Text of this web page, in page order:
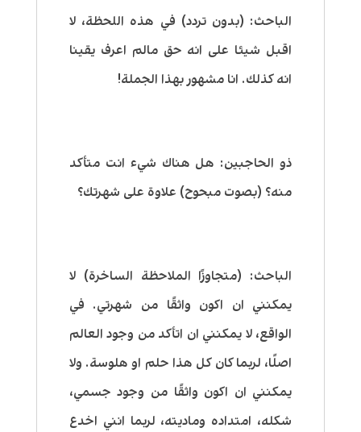
الباحث: (بدون تردد) في هذه اللحظة، لا
اقبل شيئا على انه حق مالم اعرف يقينا
انه كذلك. انا مشهور بهذا الجملة!
ذو الحاجبين: هل هناك شيء انت متأكد
منه؟ (بصوت مبحوح) علاوة على شهرتك؟
الباحث: (متجاوزًا الملاحظة الساخرة) لا
يمكنني ان اكون واثقًا من شهرتي. في
الواقع، لا يمكنني ان اتأكد من وجود العالم
اصلًا، لربما كان كل هذا حلم او هلوسة. ولا
يمكنني ان اكون واثقًا من وجود جسمي،
شكله، امتداده وماديته، لربما انني اخدع